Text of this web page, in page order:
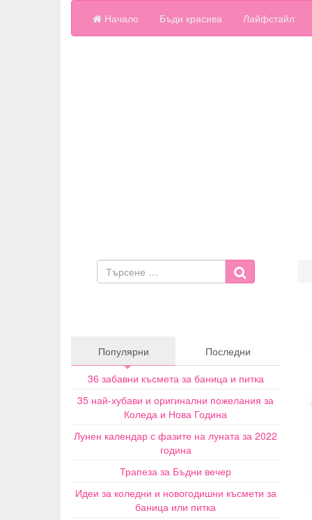
Начало Бъди красива Лайфстайл
Популярни
Последни
36 забавни късмета за баница и питка
35 най-хубави и оригинални пожелания за
Коледа и Нова Година
Лунен календар с фазите на луната за 2022
година
Трапеза за Бъдни вечер
Идеи за коледни и новогодишни късмети за
баница или питка